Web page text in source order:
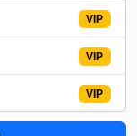
VIP
VIP
VIP